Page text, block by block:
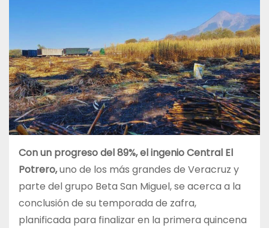
Con un progreso del 89%, el ingenio Central El
Potrero,uno de los más grandes de Veracruz y
parte del grupo Beta San Miguel, se acerca a la
conclusión de su temporada de zafra,
planificada para finalizar en la primera quincena